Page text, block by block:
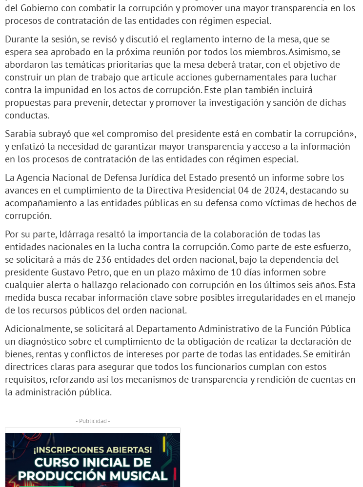
del Gobierno con combatir la corrupción y promover una mayor transparencia en los
procesos de contratación de las entidades con régimen especial.
Durante la sesión, se revisó y discutió el reglamento interno de la mesa, que se
espera sea aprobado en la próxima reunión por todos los miembros. Asimismo, se
abordaron las temáticas prioritarias que la mesa deberá tratar, con el objetivo de
construir un plan de trabajo que articule acciones gubernamentales para luchar
contra la impunidad en los actos de corrupción. Este plan también incluirá
propuestas para prevenir, detectar y promover la investigación y sanción de dichas
conductas.
Sarabia subrayó que «el compromiso del presidente está en combatir la corrupción»,
y enfatizó la necesidad de garantizar mayor transparencia y acceso a la información
en los procesos de contratación de las entidades con régimen especial.
La Agencia Nacional de Defensa Jurídica del Estado presentó un informe sobre los
avances en el cumplimiento de la Directiva Presidencial 04 de 2024, destacando su
acompañamiento a las entidades públicas en su defensa como víctimas de hechos de
corrupción.
Por su parte, Idárraga resaltó la importancia de la colaboración de todas las
entidades nacionales en la lucha contra la corrupción. Como parte de este esfuerzo,
se solicitará a más de 236 entidades del orden nacional, bajo la dependencia del
presidente Gustavo Petro, que en un plazo máximo de 10 días informen sobre
cualquier alerta o hallazgo relacionado con corrupción en los últimos seis años. Esta
medida busca recabar información clave sobre posibles irregularidades en el manejo
de los recursos públicos del orden nacional.
Adicionalmente, se solicitará al Departamento Administrativo de la Función Pública
un diagnóstico sobre el cumplimiento de la obligación de realizar la declaración de
bienes, rentas y conflictos de intereses por parte de todas las entidades. Se emitirán
directrices claras para asegurar que todos los funcionarios cumplan con estos
requisitos, reforzando así los mecanismos de transparencia y rendición de cuentas en
la administración pública.
- Publicidad -